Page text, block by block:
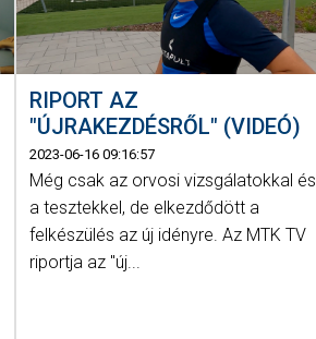
RIPORT AZ
"ÚJRAKEZDÉSRŐL" (VIDEÓ)
2023-06-16 09:16:57
Még csak az orvosi vizsgálatokkal és
a tesztekkel, de elkezdődött a
felkészülés az új idényre. Az MTK TV
riportja az "új...